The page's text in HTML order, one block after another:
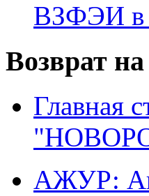
ВЗФЭИ в
Возврат
Главная
АЖУР: